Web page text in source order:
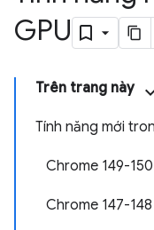
GPU
Trên trang này
Tính năng mới
Chrome 149-150
Chrome 147-148